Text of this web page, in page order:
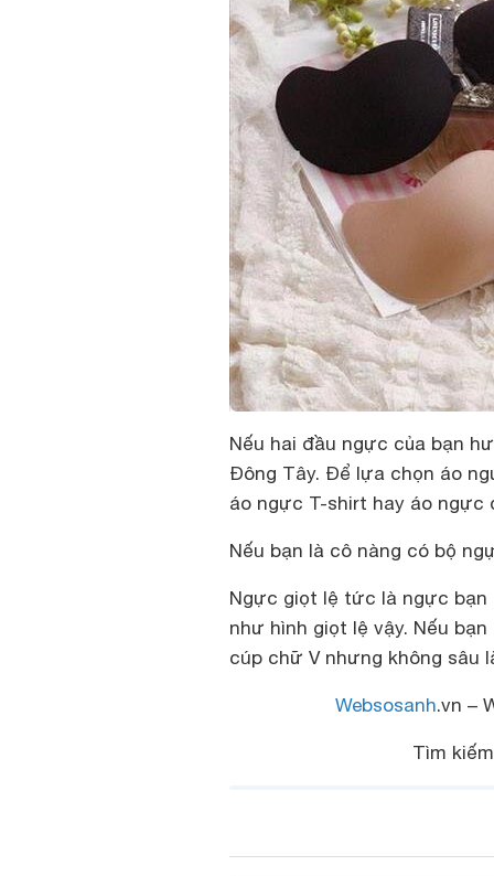
Nếu hai đầu ngực của bạn
Đông Tây. Để lựa chọn áo
áo ngực T-shirt hay áo ngực
Nếu bạn là cô nàng có bộ
Ngực giọt lệ tức là ngực bạn
như hình giọt lệ vậy. Nếu
cúp chữ V nhưng không sâu
Websosanh.vn –
Tìm